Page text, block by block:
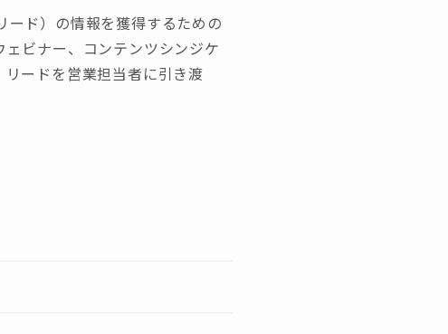
ード）の情報を獲得するための
ビナー、コンテンツシンジケ
ードを営業担当者に引き渡